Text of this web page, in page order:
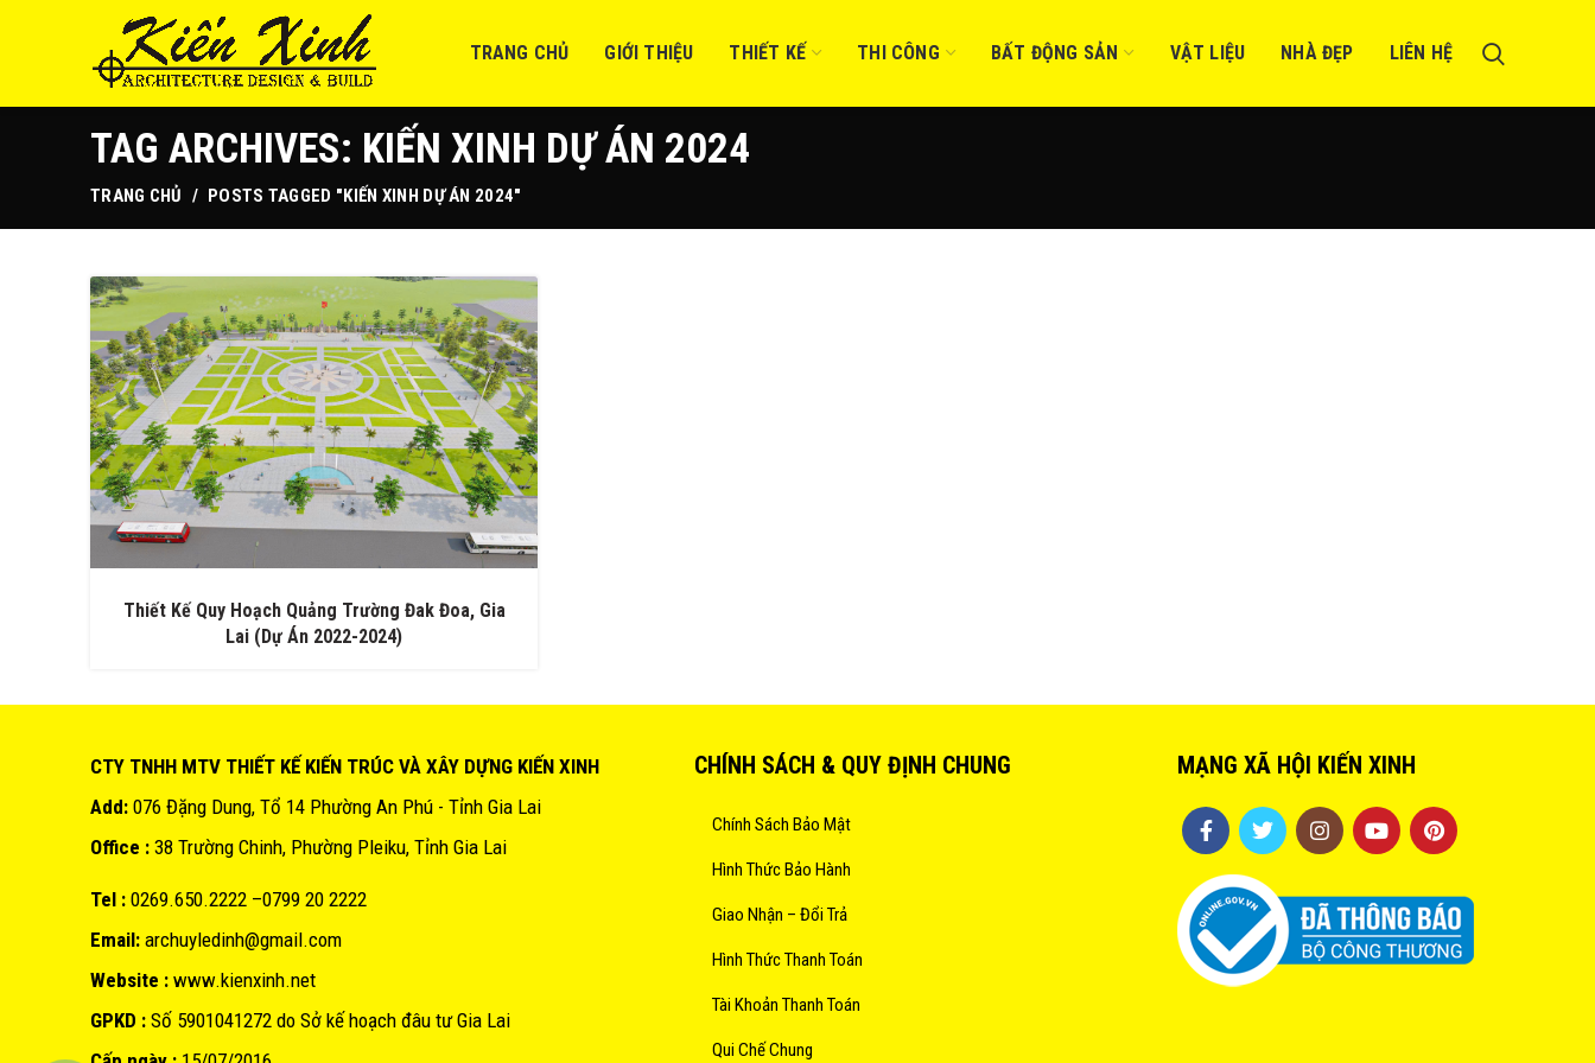
TRANG CHỦ GIỚI THIỆU THIẾT KẾ THI CÔNG BẤT ĐỘNG SẢN VẬT LIỆU NHÀ ĐẸP LIÊN HỆ
TAG ARCHIVES: KIẾN XINH DỰ ÁN 2024
TRANG CHỦ POSTS TAGGED "KIẾN XINH DỰ ÁN 2024"
Thiết Kế Quy Hoạch Quảng Trường Đak Đoa, Gia
Lai (Dự Án 2022-2024)
CTY TNHH MTV THIẾT KẾ KIẾN TRÚC VÀ XÂY DỰNG KIẾN XINH
Add: 076 Đặng Dung, Tổ 14 Phường An Phú - Tỉnh Gia Lai
Office : 38 Trường Chinh, Phường Pleiku, Tỉnh Gia Lai
Tel : 0269.650.2222 –0799 20 2222
Email: archuyledinh@gmail.com
Website : www.kienxinh.net
GPKD : Số 5901041272 do Sở kế hoạch đâu tư Gia Lai
CHÍNH SÁCH & QUY ĐỊNH CHUNG
Chính Sách Bảo Mật
Hình Thức Bảo Hành
Giao Nhận – Đổi Trả
Hình Thức Thanh Toán
Tài Khoản Thanh Toán
Qui Chế Chung
MẠNG XÃ HỘI KIẾN XINH